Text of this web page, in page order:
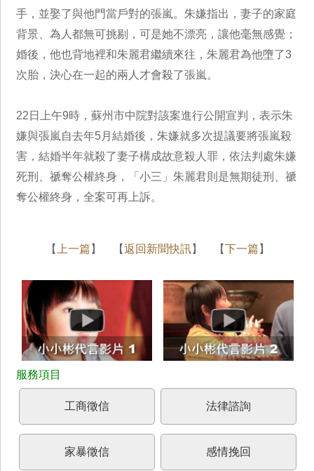
手，並娶了與他門當戶對的張嵐。朱嫌指出，妻子的家庭
背景、為人都無可挑剔，可是她不漂亮，讓他毫無感覺；
婚後，他也背地裡和朱麗君繼續來往，朱麗君為他墮了3
次胎，決心在一起的兩人才會殺了張嵐。
22日上午9時，蘇州市中院對該案進行公開宣判，表示朱
嫌與張嵐自去年5月結婚後，朱嫌就多次提議要將張嵐殺
害，結婚半年就殺了妻子構成故意殺人罪，依法判處朱嫌
死刑、禠奪公權終身，「小三」朱麗君則是無期徒刑、禠
奪公權終身，全案可再上訴。
【 上一篇 】 【返回新聞快訊】 【下一篇 】
工商徵信 法律諮詢
家暴徵信 感情挽回